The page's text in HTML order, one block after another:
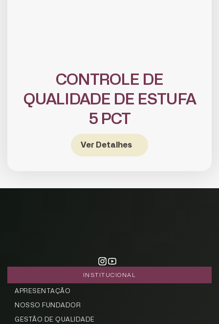
CONTROLE DE
QUALIDADE DE ESTUFA
5 PCT
Ver Detalhes
INSTITUCIONAL
APRESENTAÇÃO
NOSSO FUNDADOR
GESTÃO DE QUALIDADE
CADASTRE-SE
Silveira em seu e-mail.